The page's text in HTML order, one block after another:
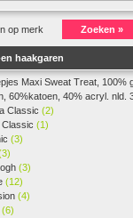
op merk Zoeken »
haakgaren
Maxi Sweat Treat, 100%
60%katoen, 40% acryl. nld.
Classic (2)
Classic (1)
(3)
(3)
(12)
(4)
(6)